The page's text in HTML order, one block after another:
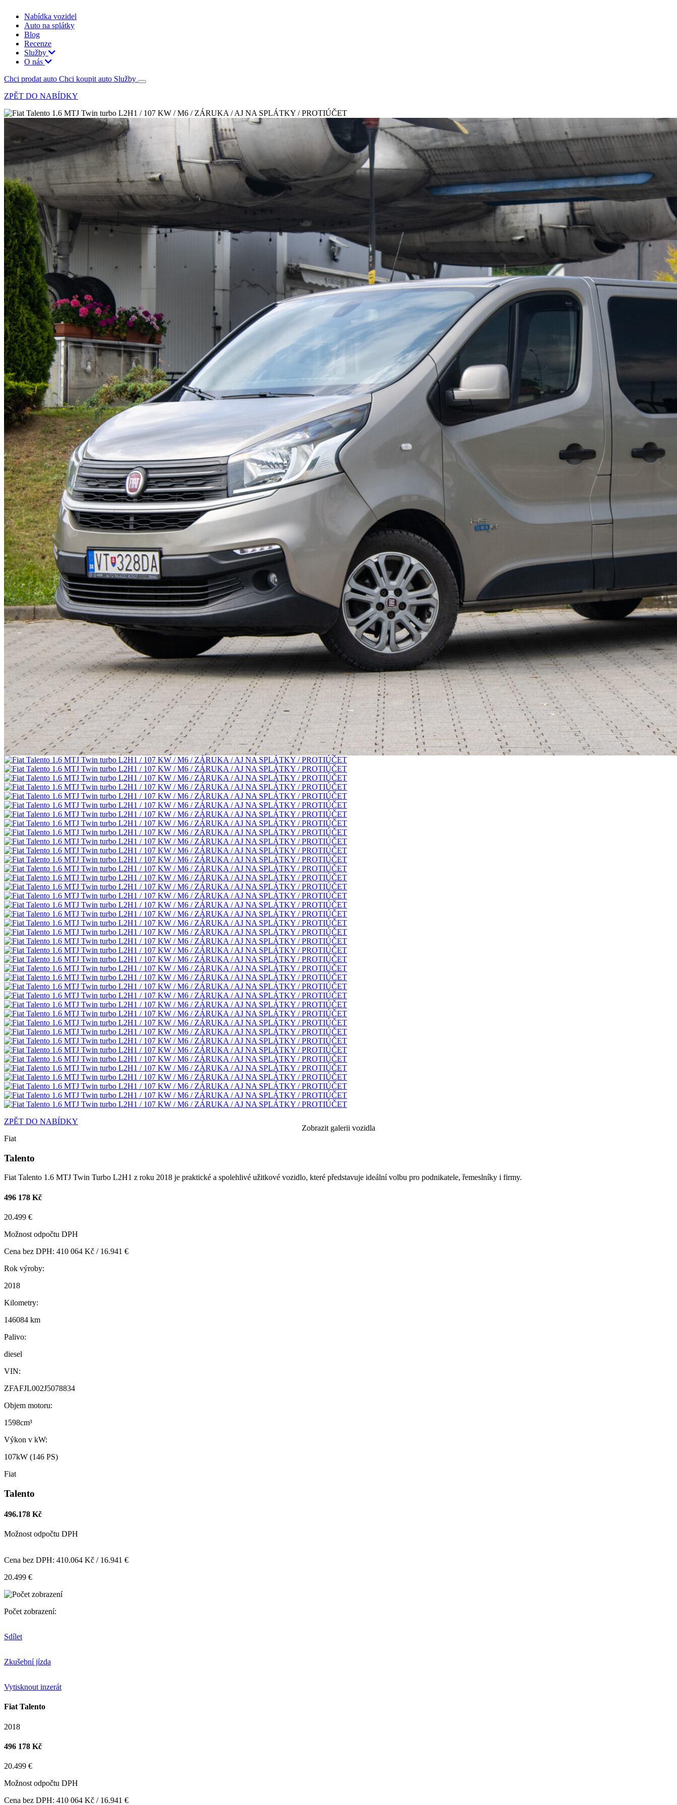
Nabídka vozidel
Auto na splátky
Blog
Recenze
Služby
O nás
Chci prodat auto Chci koupit auto Služby
ZPĚT DO NABÍDKY
Zobrazit galerii vozidla
ZPĚT DO NABÍDKY
Fiat
Talento
Fiat Talento 1.6 MTJ Twin Turbo L2H1 z roku 2018 je praktické a spolehlivé užitkové vozidlo, které představuje ideální volbu pro podnikatele, řemeslníky i firmy.
496 178 Kč
20.499 €
Možnost odpočtu DPH
Cena bez DPH: 410 064 Kč / 16.941 €
Rok výroby:
2018
Kilometry:
146084 km
Palivo:
diesel
VIN:
ZFAFJL002J5078834
Objem motoru:
1598cm³
Výkon v kW:
107kW (146 PS)
Fiat
Talento
496.178 Kč
Možnost odpočtu DPH
Cena bez DPH: 410.064 Kč / 16.941 €
20.499 €
Počet zobrazení:
Sdílet
Zkušební jízda
Vytisknout inzerát
Fiat Talento
2018
496 178 Kč
20.499 €
Možnost odpočtu DPH
Cena bez DPH: 410 064 Kč / 16.941 €